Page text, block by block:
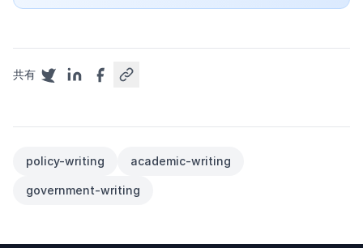
共有
policy-writing academic-writing
government-writing